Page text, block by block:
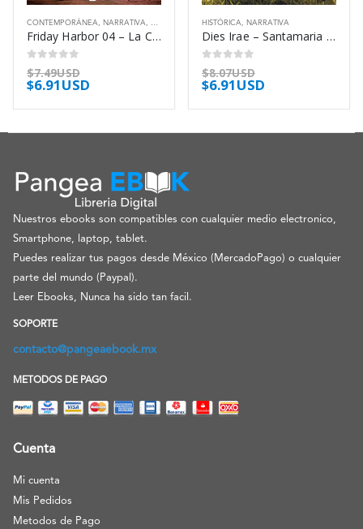
CONTEMPORÁNEA, NARRATIVA, ROMÁNTICA
Friday Harbor 04 – La Cueva De Cristal – Kleypas Lisa
0out of 5
$7.49USD
$6.91USD
HISTÓRICA, NARRATIVA
Dies Irae – Santamaria Joel
0out of 5
$8.07USD
$6.91USD
Nuestros ebooks son compatibles con cualquier medio electronico,
Smartphone, laptop, tablet.
Puedes realizar tus pagos desde México (MercadoPago) o cualquier
parte del mundo (Paypal).
Leer Ebooks, Nunca ha sido tan facil.
SOPORTE
contacto@pangeaebook.mx
METODOS DE PAGO
Cuenta
Mi cuenta
Mis Pedidos
Metodos de Pago